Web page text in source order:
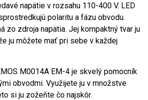
napätie v rozsahu 110-400 V. LED
polaritu a fázu obvodu.
zo zdroja napätia. Jej kompaktný tvar ju
ju môžete mať pri sebe v každej
M0014A EM-4 je skvelý pomocník
obvodmi. Využijete ju v množstve
si ju zožeňte čo najskôr.